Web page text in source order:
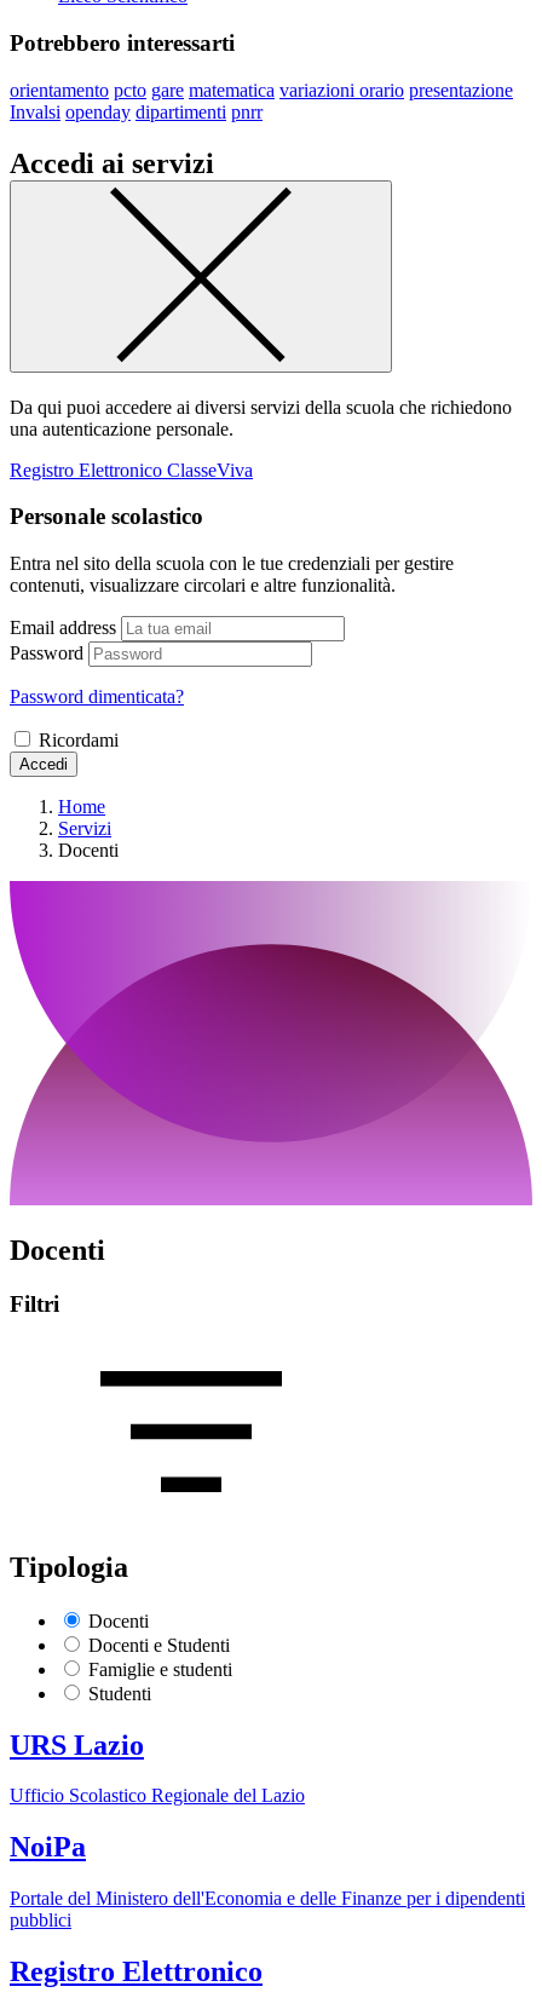
Potrebbero interessarti
orientamento pcto gare matematica variazioni orario presentazione
Invalsi openday dipartimenti pnrr
Accedi ai servizi
Da qui puoi accedere ai diversi servizi della scuola che richiedono
una autenticazione personale.
Registro Elettronico ClasseViva
Personale scolastico
Entra nel sito della scuola con le tue credenziali per gestire
contenuti, visualizzare circolari e altre funzionalità.
Email address
Password
Password dimenticata?
Ricordami
Accedi
Home
Servizi
Docenti
Docenti
Filtri
Tipologia
Docenti
Docenti e Studenti
Famiglie e studenti
Studenti
URS Lazio
Ufficio Scolastico Regionale del Lazio
NoiPa
Portale del Ministero dell'Economia e delle Finanze per i dipendenti
pubblici
Registro Elettronico